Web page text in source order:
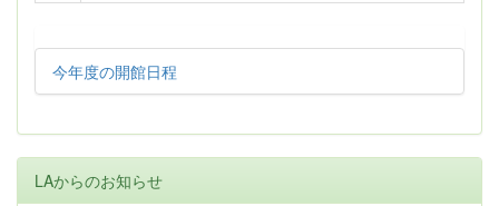
今年度の開館日程
LAからのお知らせ